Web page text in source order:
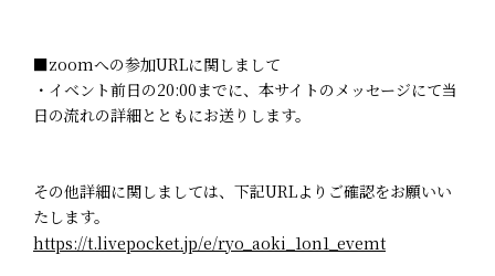
■zoomへの参加URLに関しまして
・イベント前日の20:00までに、本サイトのメッセージにて当
日の流れの詳細とともにお送りします。
その他詳細に関しましては、下記URLよりご確認をお願いい
たします。
https://t.livepocket.jp/e/ryo_aoki_1on1_evemt